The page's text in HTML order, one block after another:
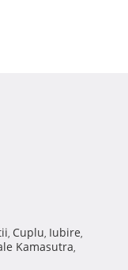
, Cuplu, Iubire,
Kamasutra,